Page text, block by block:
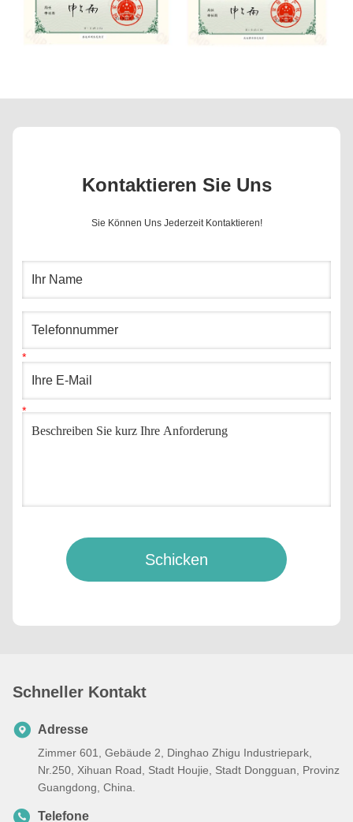
Kontaktieren Sie Uns
Sie Können Uns Jederzeit Kontaktieren!
Schicken
Schneller Kontakt
Adresse
Zimmer 601, Gebäude 2, Dinghao Zhigu Industriepark,
Nr.250, Xihuan Road, Stadt Houjie, Stadt Dongguan, Provinz
Guangdong, China.
Telefone